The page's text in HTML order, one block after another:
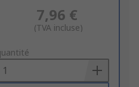
7,96 €
(TVA incluse)